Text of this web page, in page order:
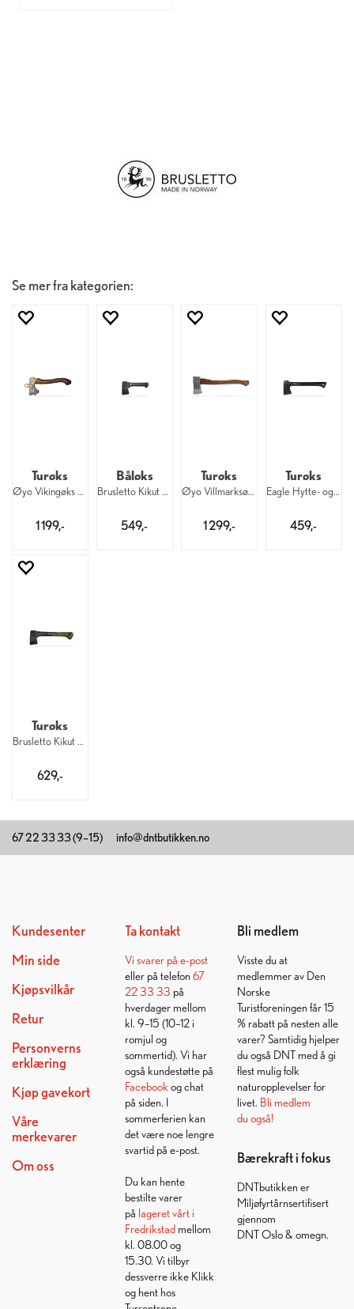
Se mer fra kategorien:
Turøks
Øyo Vikingøks 32 cm
1 199,-
Båløks
Brusletto Kikut Øks 23 cm
549,-
Turøks
Øyo Villmarksøksa 52 cm
1 299,-
Turøks
Eagle Hytte- og villmarksøks 36 cm
459,-
Turøks
Brusletto Kikut Øks 36 cm
629,-
67 22 33 33 (9–15) info@dntbutikken.no
Kundesenter
Min side
Kjøpsvilkår
Retur
Personverns
erklæring
Kjøp gavekort
Våre
merkevarer
Om oss
Ta kontakt
Vi svarer på e-post
eller på telefon 67
22 33 33 på
hverdager mellom
kl. 9–15 (10–12 i
romjul og
sommertid). Vi har
også kundestøtte på
Facebook og chat
på siden. I
sommerferien kan
det være noe lengre
svartid på e-post.
Du kan hente
bestilte varer
på lageret vårt i
Fredrikstadmellom
kl. 08.00 og
15.30. Vi tilbyr
dessverre ikke Klikk
og hent hos
Bli medlem
Visste du at
medlemmer av Den
Norske
Turistforeningen får 15
% rabatt på nesten alle
varer? Samtidig hjelper
du også DNT med å gi
flest mulig folk
naturopplevelser for
livet. Bli medlem
du også!
Bærekraft i fokus
DNTbutikken er
Miljøfyrtårnsertifisert
gjennom
DNT Oslo & omegn.